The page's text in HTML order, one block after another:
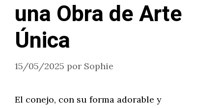
una Obra de Arte
Única
15/05/2025 por Sophie
El conejo, con su forma adorable y